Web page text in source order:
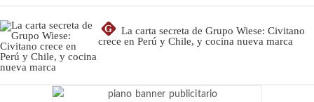
G
La carta secreta de Grupo Wiese: Civitano
crece en Perú y Chile, y cocina nueva marca